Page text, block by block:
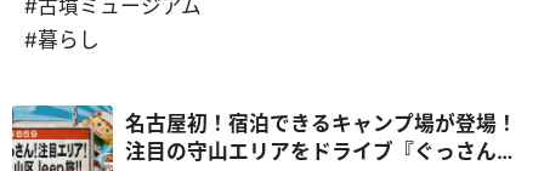
#古墳ミュージアム
#暮らし
名古屋初！宿泊できるキャンプ場が登場！
注目の守山エリアをドライブ『ぐっさん